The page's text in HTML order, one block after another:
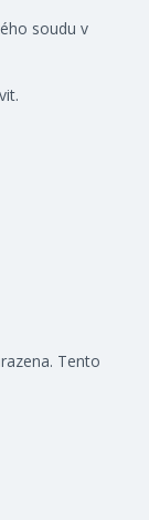
soudu v
Tento